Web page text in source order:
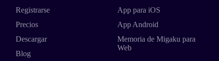
Registrarse
Precios
Descargar
Blog
App para iOS
App Android
Memoria de Migaku para
Web